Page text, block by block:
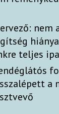
nem
teljes
a